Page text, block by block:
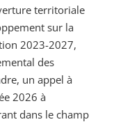
territoriale
sur la
2023-2027,
des
un appel à
2026 à
dans le champ